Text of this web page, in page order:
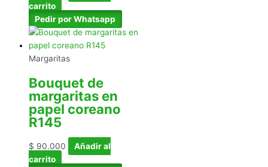
carrito
Pedir por Whatsapp
Margaritas
Bouquet de
margaritas en
papel coreano
R145
$ 90.000
Añadir al
carrito